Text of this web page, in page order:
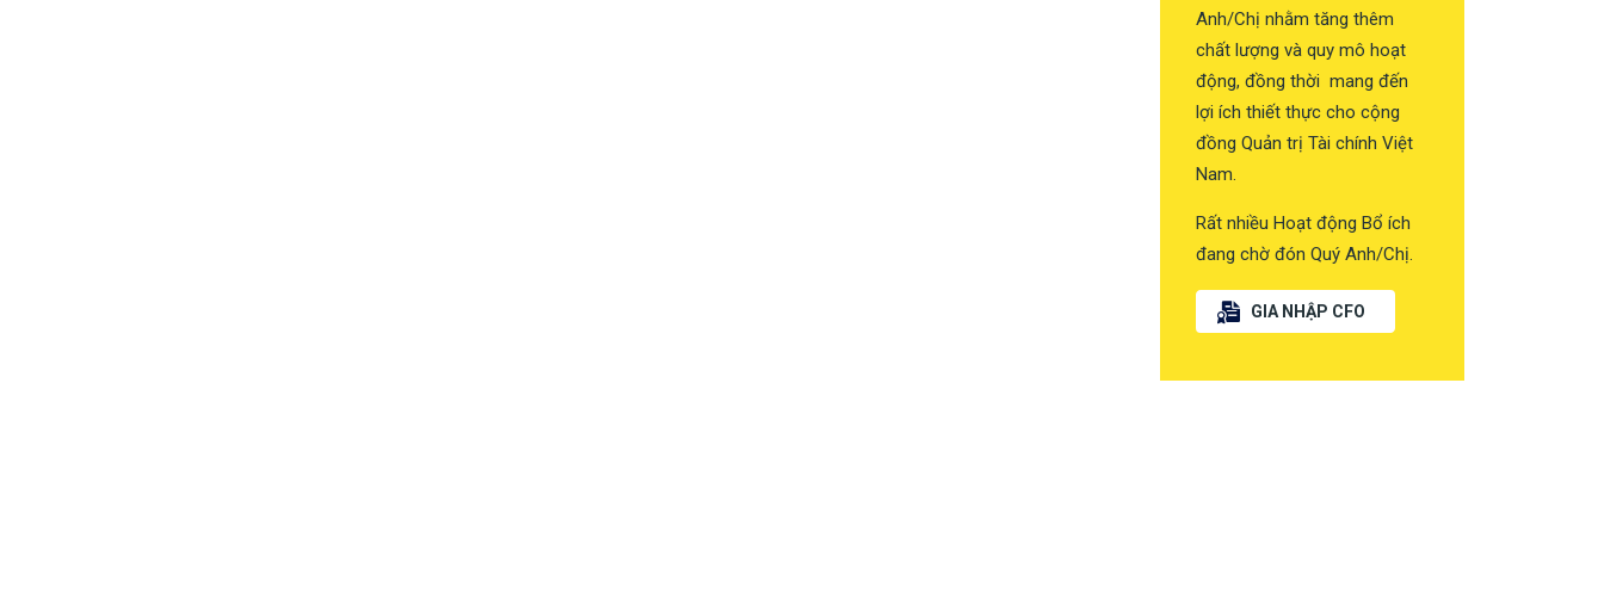
Anh/Chị nhằm tăng thêm
chất lượng và quy mô hoạt
động, đồng thời mang đến
lợi ích thiết thực cho cộng
đồng Quản trị Tài chính Việt
Nam.
Rất nhiều Hoạt động Bổ ích
đang chờ đón Quý Anh/Chị.
GIA NHẬP CFO